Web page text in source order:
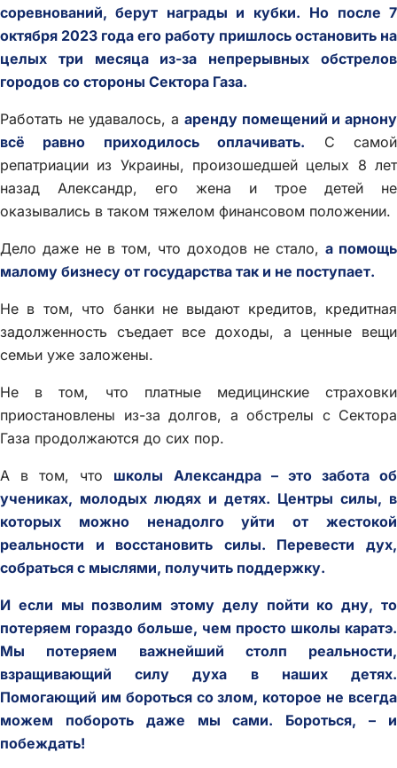
соревнований, берут награды и кубки. Но после 7
октября 2023 года его работу пришлось остановить на
целых три месяца из-за непрерывных обстрелов
городов со стороны Сектора Газа.
Работать не удавалось, а аренду помещений и арнону
всё равно приходилось оплачивать. С самой
репатриации из Украины, произошедшей целых 8 лет
назад Александр, его жена и трое детей не
оказывались в таком тяжелом финансовом положении.
Дело даже не в том, что доходов не стало, а помощь
малому бизнесу от государства так и не поступает.
Не в том, что банки не выдают кредитов, кредитная
задолженность съедает все доходы, а ценные вещи
семьи уже заложены.
Не в том, что платные медицинские страховки
приостановлены из-за долгов, а обстрелы с Сектора
Газа продолжаются до сих пор.
А в том, что школы Александра – это забота об
учениках, молодых людях и детях. Центры силы, в
которых можно ненадолго уйти от жестокой
реальности и восстановить силы. Перевести дух,
собраться с мыслями, получить поддержку.
И если мы позволим этому делу пойти ко дну, то
потеряем гораздо больше, чем просто школы каратэ.
Мы потеряем важнейший столп реальности,
взращивающий силу духа в наших детях.
Помогающий им бороться со злом, которое не всегда
можем побороть даже мы сами. Бороться, – и
побеждать!